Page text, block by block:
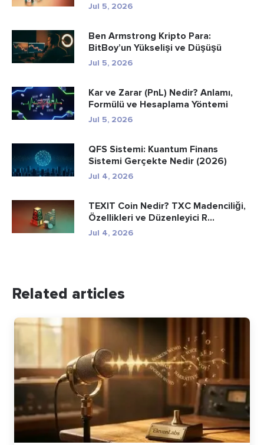
Jul 5, 2026
Ben Armstrong Kripto Para:
BitBoy’un Yükselişi ve Düşüşü
Jul 5, 2026
Kar ve Zarar (PnL) Nedir? Anlamı,
Formülü ve Hesaplama Yöntemi
Jul 5, 2026
QFS Sistemi: Kuantum Finans
Sistemi Gerçekte Nedir (2026)
Jul 4, 2026
TEXIT Coin Nedir? TXC Madenciliği,
Özellikleri ve Düzenleyici R...
Jul 4, 2026
Related articles